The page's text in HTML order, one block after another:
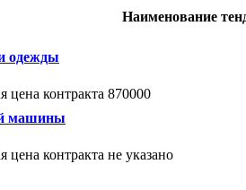
Наименование
одежды
цена контракта 870000
машины
цена контракта не указано